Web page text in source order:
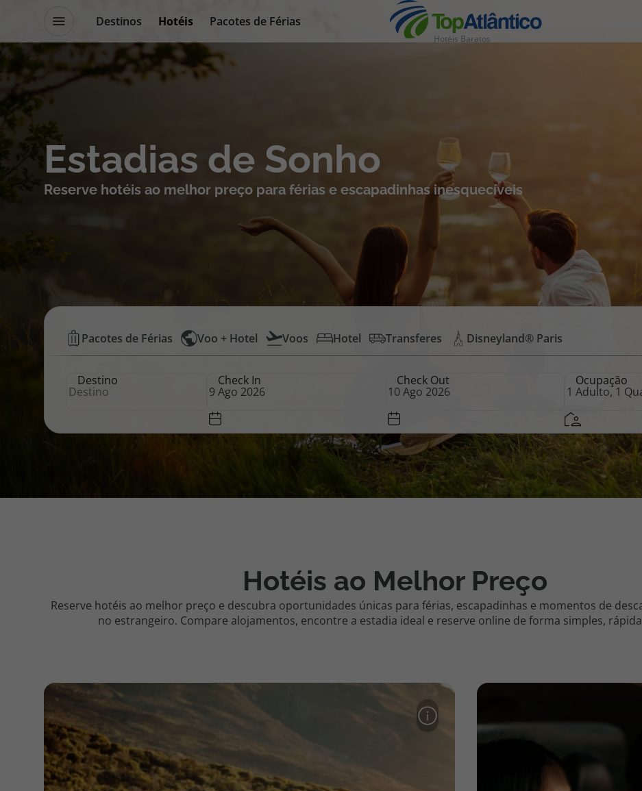
Destinos Hotéis
Pacotes de Férias
Promoções
Blog TopViagens Hotéis Baratos
Destinos
Voos
Pacotes de Férias
Disneyland ® Paris
Cruzeiros
Promoções
Cheque Viagem
Blog TopViagens
Estadias de Sonho
Reserve hotéis ao melhor preço para férias e escapadinhas inesquecíveis
Hotéis
Baratos
Top
Pacotes de Férias Voo + Hotel Voos Hotel Transferes Disneyland® Paris
Destino Check In Check Out Ocupação
Hotéis ao Melhor Preço
Reserve hotéis ao melhor preço e descubra oportunidades únicas para férias, escapadinhas e momentos de
no estrangeiro. Compare alojamentos, encontre a estadia ideal e reserve online de forma simples,